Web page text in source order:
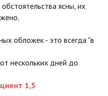
ясны, их
обложек - это всегда "в
нескольких дней до
1,5